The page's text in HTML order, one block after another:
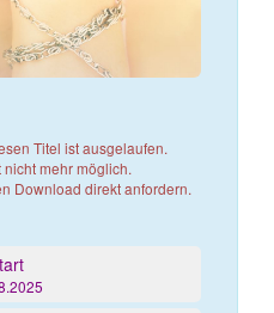
Titel ist ausgelaufen.
mehr möglich.
Download direkt anfordern.